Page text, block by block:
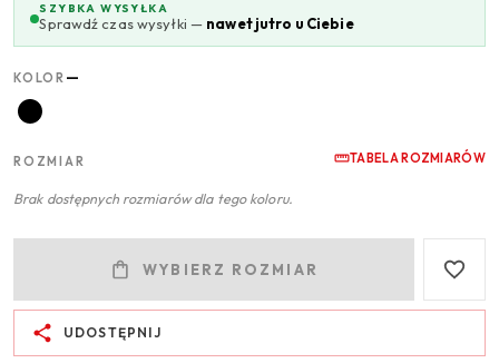
SZYBKA WYSYŁKA
Sprawdź czas wysyłki — nawet jutro u Ciebie
KOLOR —
ROZMIAR TABELA ROZMIARÓW
Brak dostępnych rozmiarów dla tego koloru.
WYBIERZ ROZMIAR
UDOSTĘPNIJ